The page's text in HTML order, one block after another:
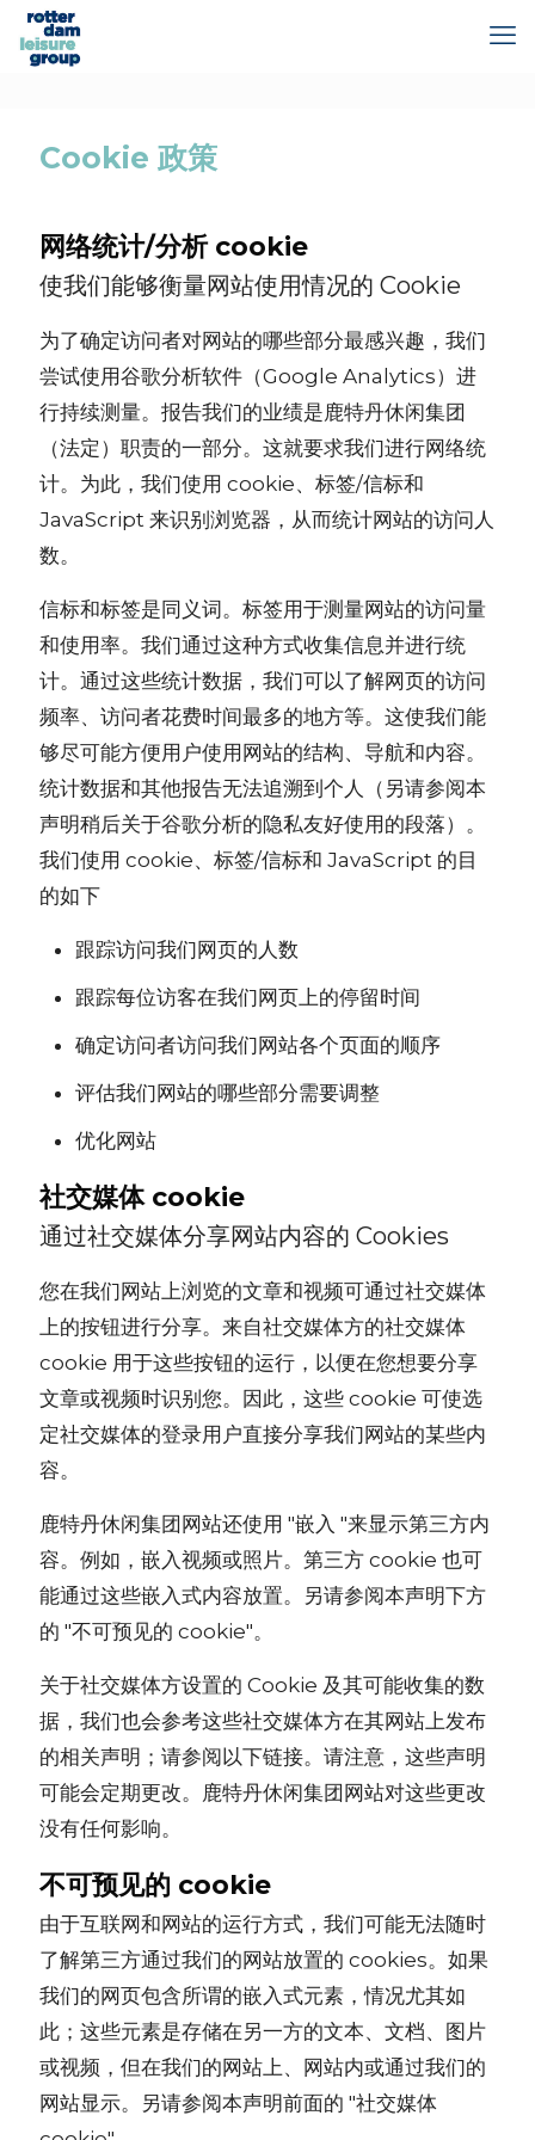
Cookie 政策
网络统计/分析 cookie
使我们能够衡量网站使用情况的 Cookie
为了确定访问者对网站的哪些部分最感兴趣，我们
尝试使用谷歌分析软件（Google Analytics）进
行持续测量。报告我们的业绩是鹿特丹休闲集团
（法定）职责的一部分。这就要求我们进行网络统
计。为此，我们使用 cookie、标签/信标和
JavaScript 来识别浏览器，从而统计网站的访问人
数。
信标和标签是同义词。标签用于测量网站的访问量
和使用率。我们通过这种方式收集信息并进行统
计。通过这些统计数据，我们可以了解网页的访问
频率、访问者花费时间最多的地方等。这使我们能
够尽可能方便用户使用网站的结构、导航和内容。
统计数据和其他报告无法追溯到个人（另请参阅本
声明稍后关于谷歌分析的隐私友好使用的段落）。
我们使用 cookie、标签/信标和 JavaScript 的目
的如下
跟踪访问我们网页的人数
跟踪每位访客在我们网页上的停留时间
确定访问者访问我们网站各个页面的顺序
评估我们网站的哪些部分需要调整
优化网站
社交媒体 cookie
通过社交媒体分享网站内容的 Cookies
您在我们网站上浏览的文章和视频可通过社交媒体
上的按钮进行分享。来自社交媒体方的社交媒体
cookie 用于这些按钮的运行，以便在您想要分享
文章或视频时识别您。因此，这些 cookie 可使选
定社交媒体的登录用户直接分享我们网站的某些内
容。
鹿特丹休闲集团网站还使用 "嵌入 "来显示第三方内
容。例如，嵌入视频或照片。第三方 cookie 也可
能通过这些嵌入式内容放置。另请参阅本声明下方
的 "不可预见的 cookie"。
关于社交媒体方设置的 Cookie 及其可能收集的数
据，我们也会参考这些社交媒体方在其网站上发布
的相关声明；请参阅以下链接。请注意，这些声明
可能会定期更改。鹿特丹休闲集团网站对这些更改
没有任何影响。
不可预见的 cookie
由于互联网和网站的运行方式，我们可能无法随时
了解第三方通过我们的网站放置的 cookies。如果
我们的网页包含所谓的嵌入式元素，情况尤其如
此；这些元素是存储在另一方的文本、文档、图片
或视频，但在我们的网站上、网站内或通过我们的
网站显示。另请参阅本声明前面的 "社交媒体